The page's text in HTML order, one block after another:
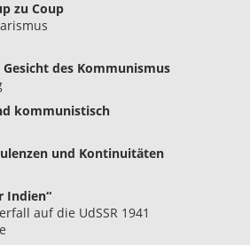
zu Coup
des Kommunismus
kommunistisch
und Kontinuitäten
Indien“
auf die UdSSR 1941